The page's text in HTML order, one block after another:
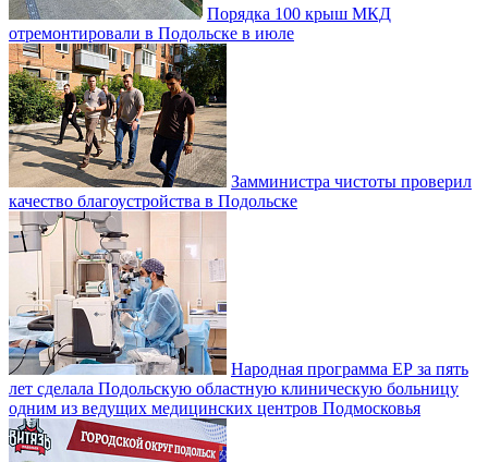
Порядка 100 крыш МКД
отремонтировали в Подольске в июле
Замминистра чистоты проверил
качество благоустройства в Подольске
Народная программа ЕР за пять
лет сделала Подольскую областную клиническую больницу
одним из ведущих медицинских центров Подмосковья